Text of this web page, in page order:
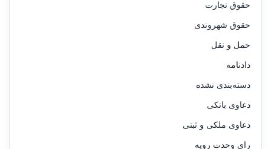
حقوق تجارت
حقوق شهروندی
حمل و نقل
دادنامه
دسته‌بندی نشده
دعاوی بانکی
دعاوی ملکی و ثبتی
رای وحدت رویه